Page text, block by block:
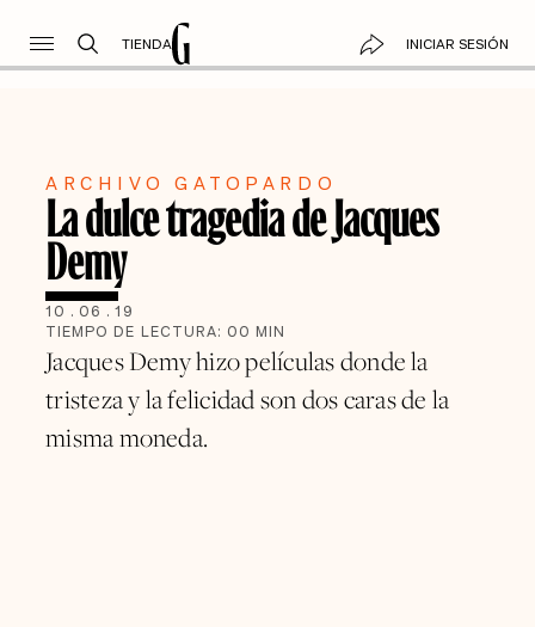
TIENDA INICIAR SESIÓN
ARCHIVO GATOPARDO
La dulce tragedia de Jacques
Demy
10 . 06 . 19
TIEMPO DE LECTURA: 00 MIN
Jacques Demy hizo películas donde la
tristeza y la felicidad son dos caras de la
misma moneda.